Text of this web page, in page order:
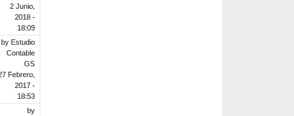
2 Junio,
2018 -
18:09
by Estudio
Contable
GS
Febrero,
2017 -
18:53
by